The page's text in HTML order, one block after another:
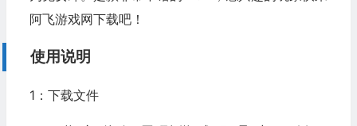
阿飞游戏网下载吧！
使用说明
1：下载文件